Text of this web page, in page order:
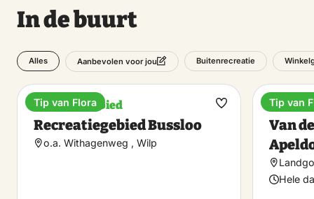
In de buurt
Alles Aanbevolen voor jou Buitenrecreatie
Recreatiegebied
Recreatiegebied Bussloo
o.a. Withagenweg , Wilp
Tip van Flora
Maak
Hotel
Van
Hele
Tip van